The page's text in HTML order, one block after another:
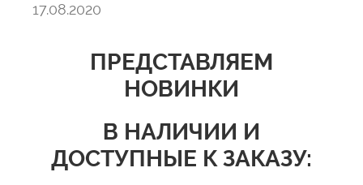
17.08.2020
ПРЕДСТАВЛЯЕМ
НОВИНКИ
В НАЛИЧИИ И
ДОСТУПНЫЕ К ЗАКАЗУ: